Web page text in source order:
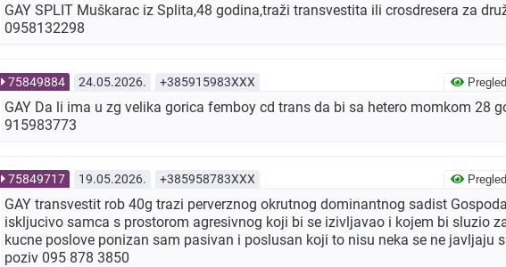
GAY SPLIT Muškarac iz Splita,48 godina,traži transvestita ili crosdresera za
0958132298
75849884 24.05.2026. +385915983XXX
GAY Da li ima u zg velika gorica femboy cd trans da bi sa hetero momkom 28
915983773
75849717 19.05.2026. +385958783XXX
GAY transvestit rob 40g trazi perverznog okrutnog dominantnog sadist
iskljucivo samca s prostorom agresivnog koji bi se izivljavao i kojem bi sluzio
kucne poslove ponizan sam pasivan i poslusan koji to nisu neka se ne javljaju
poziv 095 878 3850